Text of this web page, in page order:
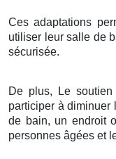
Ces adaptations
utiliser leur salle de
sécurisée.
De plus, Le
participer à diminuer
de bain, un endroit
personnes âgées et